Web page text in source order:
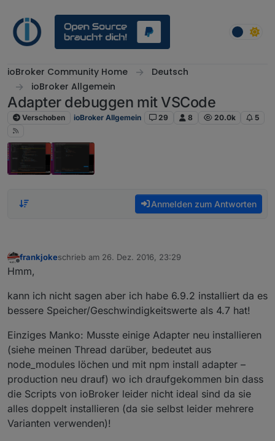
ioBroker Community Home
Deutsch
ioBroker Allgemein
Adapter debuggen mit VSCode
Verschoben ioBroker Allgemein 29 8 20.0k 5
Anmelden zum Antworten
frankjokeschrieb am 26. Dez. 2016, 23:29
zuletzt editiert von
Hmm,
kann ich nicht sagen aber ich habe 6.9.2 installiert da es
bessere Speicher/Geschwindigkeitswerte als 4.7 hat!
Einziges Manko: Musste einige Adapter neu installieren
(siehe meinen Thread darüber, bedeutet aus
node_modules löchen und mit npm install adapter –
production neu drauf) wo ich draufgekommen bin dass
die Scripts von ioBroker leider nicht ideal sind da sie
alles doppelt installieren (da sie selbst leider mehrere
Varianten verwenden)!